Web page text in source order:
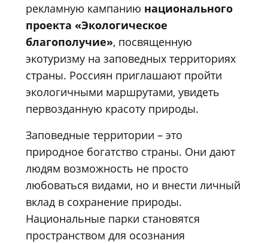
рекламную кампанию национального
проекта «Экологическое
благополучие», посвященную
экотуризму на заповедных территориях
страны. Россиян приглашают пройти
экологичными маршрутами, увидеть
первозданную красоту природы.
Заповедные территории – это
природное богатство страны. Они дают
людям возможность не просто
любоваться видами, но и внести личный
вклад в сохранение природы.
Национальные парки становятся
пространством для осознания